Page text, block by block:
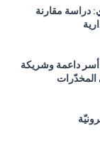
دراسة مقارنة
أسر داعمة وشريكة
المخدّرات